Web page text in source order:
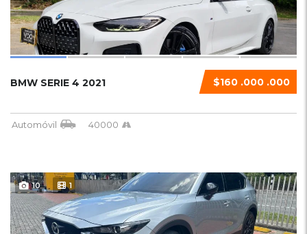
$160 .000 .000
BMW SERIE 4 2021
Automóvil 40000
10 1